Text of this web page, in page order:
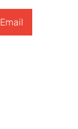
Email